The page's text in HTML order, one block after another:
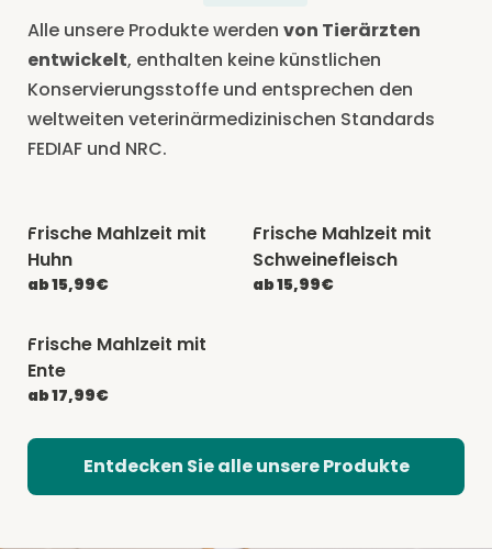
Alle unsere Produkte werden von Tierärzten
entwickelt, enthalten keine künstlichen
Konservierungsstoffe und entsprechen den
weltweiten veterinärmedizinischen Standards
FEDIAF und NRC.
-20% mit CATCHEF20
Frische Mahlzeit mit
Huhn
ab 15,99€
-20% mit CATCHEF20
Frische Mahlzeit mit
Schweinefleisch
ab 15,99€
-20% mit CATCHEF20
Frische Mahlzeit mit
Ente
ab 17,99€
Entdecken Sie alle unsere Produkte